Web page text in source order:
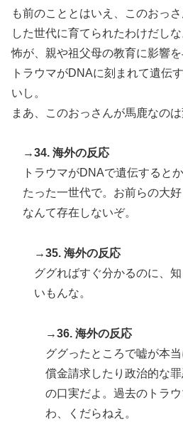
も前のこととはいえ、このおっ
した世代に育てられたわけだし
怖が、親や祖父母の教育に影響を
トラウマがDNAに刻まれて遺伝
いし。
まあ、このおっさんが馬鹿なのは
→34. 海外の反応
トラウマがDNAで遺伝すると
たった一世代で。お前らの大
なんて存在しないぞ。
→35. 海外の反応
ググればすぐ分かるのに、
いもんな。
→36. 海外の反応
ググったところで嘘が本
償金請求したり政治的な
の口実だよ。過去のトラ
わ、くだらねえ。